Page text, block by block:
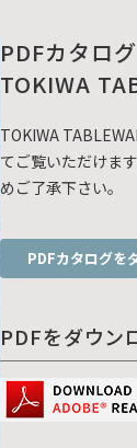
PDFカタログ
TOKIWA
TOKIWA
てご覧いただけま
めご了承下さい。
PDFカタログを
PDFをダウン